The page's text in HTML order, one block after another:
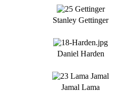
Stanley Gettinger
Daniel Harden
Jamal Lama